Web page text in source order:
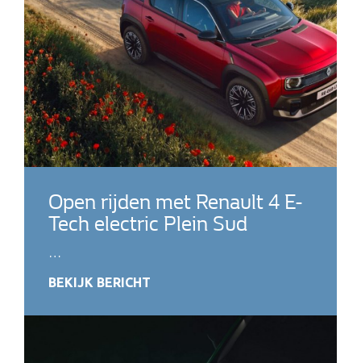
Open rijden met Renault 4 E-
Tech electric Plein Sud
…
BEKIJK BERICHT